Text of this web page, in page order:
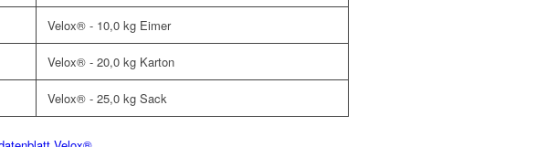
Velox® - 10,0 kg Eimer
Velox® - 20,0 kg Karton
Velox® - 25,0 kg Sack